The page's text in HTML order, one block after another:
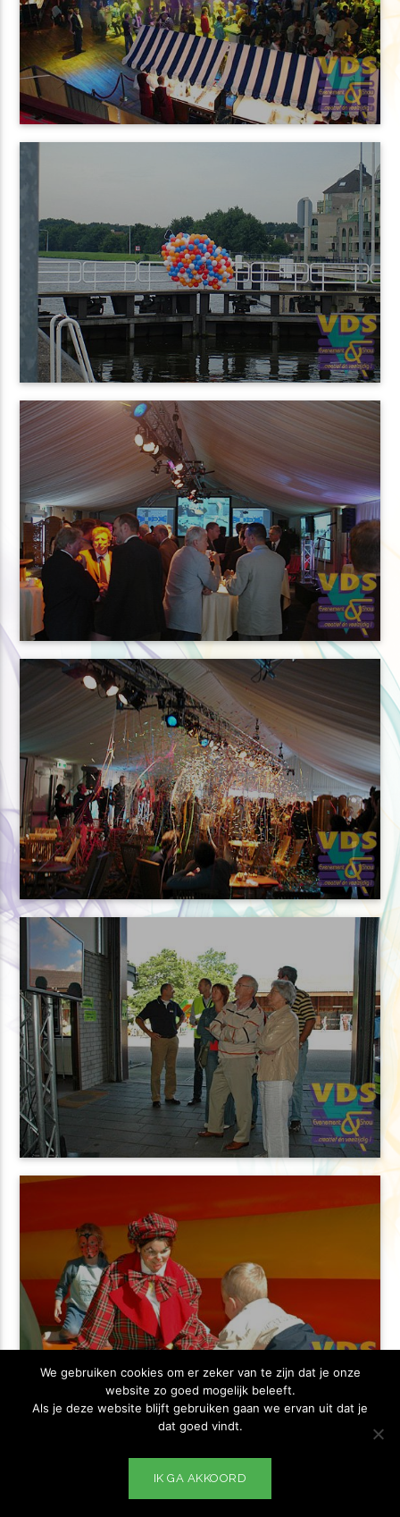
We gebruiken cookies om er zeker van te zijn dat je onze
website zo goed mogelijk beleeft.
Als je deze website blijft gebruiken gaan we ervan uit dat je
dat goed vindt.
IK GA AKKOORD